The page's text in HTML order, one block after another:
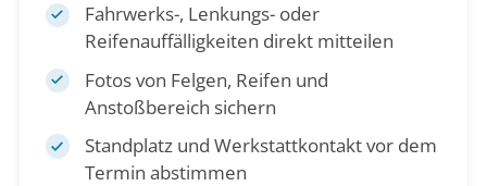
Fahrwerks-, Lenkungs- oder
Reifenauffälligkeiten direkt mitteilen
Fotos von Felgen, Reifen und
Anstoßbereich sichern
Standplatz und Werkstattkontakt vor dem
Termin abstimmen